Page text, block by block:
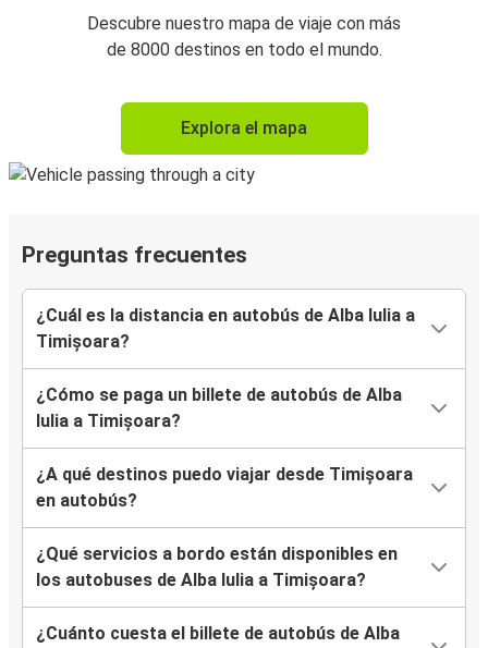
Descubre nuestro mapa de viaje con más
de 8000 destinos en todo el mundo.
Explora el mapa
Preguntas frecuentes
¿Cuál es la distancia en autobús de Alba Iulia a
Timișoara?
¿Cómo se paga un billete de autobús de Alba
Iulia a Timișoara?
¿A qué destinos puedo viajar desde Timișoara
en autobús?
¿Qué servicios a bordo están disponibles en
los autobuses de Alba Iulia a Timișoara?
¿Cuánto cuesta el billete de autobús de Alba